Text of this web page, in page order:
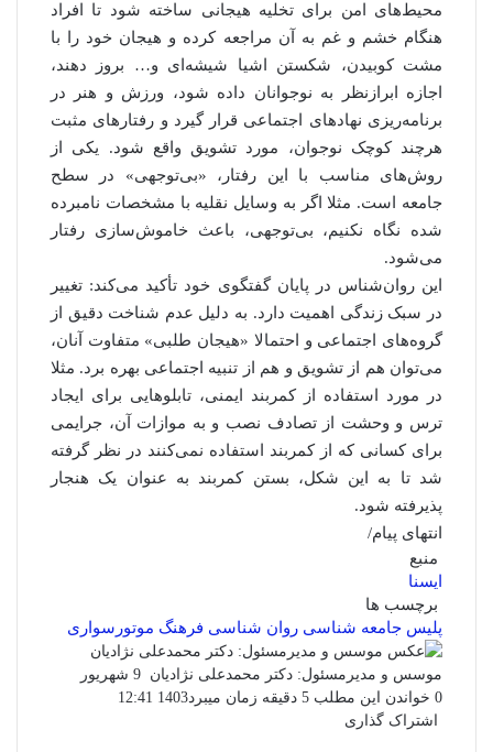
محیط‌های امن برای تخلیه هیجانی ساخته شود تا افراد
هنگام خشم و غم به آن مراجعه کرده و هیجان خود را با
مشت کوبیدن، شکستن‌ اشیا شیشه‌ای و… بروز دهند،
اجازه ابرازنظر به نوجوانان داده شود، ورزش و هنر در
برنامه‌ریزی نهادهای اجتماعی قرار گیرد و رفتارهای مثبت
هرچند کوچک نوجوان، مورد تشویق واقع شود. یکی از
روش‌های مناسب با این رفتار، «بی‌توجهی» در سطح
جامعه است. مثلا اگر به وسایل نقلیه با مشخصات نامبرده
شده نگاه نکنیم، بی‌توجهی، باعث خاموش‌سازی رفتار
می‌شود.
این روان‌شناس در پایان گفتگوی خود تأکید می‌کند: تغییر
در سبک زندگی اهمیت دارد. به دلیل عدم شناخت دقیق از
گروه‌های اجتماعی و احتمالا «هیجان طلبی» متفاوت آنان،
می‌توان هم از تشویق و هم از تنبیه اجتماعی بهره برد. مثلا
در مورد استفاده از کمربند ایمنی، تابلوهایی برای ایجاد
ترس و وحشت از تصادف نصب و به موازات آن، جرایمی
برای کسانی که از کمربند استفاده نمی‌کنند در نظر گرفته
شد تا به این شکل، بستن کمربند به عنوان یک هنجار
پذیرفته شود.
انتهای پیام/
منبع
ایسنا
برچسب ها
پلیس جامعه شناسی روان شناسی فرهنگ موتورسوارى
موسس و مدیرمسئول: دکتر محمدعلی نژادیان ارسال
ایمیل
9 شهریور
1403 12:41
0 خواندن این مطلب 5 دقیقه زمان میبرد
اشتراک گذاری